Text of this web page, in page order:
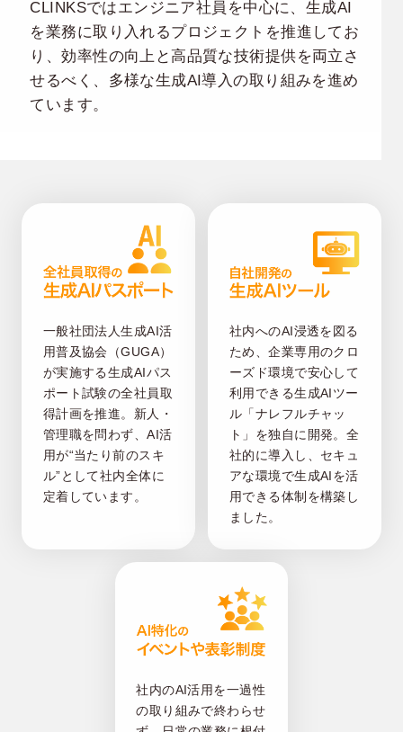
CLINKSではエンジニア社員を中心に、生成AI
を業務に取り入れるプロジェクトを推進してお
り、効率性の向上と高品質な技術提供を両立さ
せるべく、多様な生成AI導入の取り組みを進め
ています。
一般社団法人生成AI活
用普及協会（GUGA）
が実施する生成AIパス
ポート試験の全社員取
得計画を推進。新人・
管理職を問わず、AI活
用が“当たり前のスキ
ル”として社内全体に
定着しています。
社内へのAI浸透を図る
ため、企業専用のクロ
ーズド環境で安心して
利用できる生成AIツー
ル「ナレフルチャッ
ト」を独自に開発。全
社的に導入し、セキュ
アな環境で生成AIを活
用できる体制を構築し
ました。
社内のAI活用を一過性
の取り組みで終わらせ